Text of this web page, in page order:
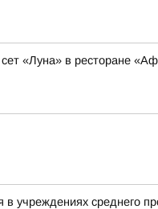
«Луна» в ресторане
учреждениях среднего